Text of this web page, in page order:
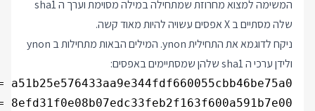
המשימה למצוא מחרוזת שמתחילה במילה מסוימת וערך ה sha1
שלה מסתיים ב X אפסים עשויה להיות מאוד קשה.
ניקח לדוגמא את התחילית ynon. המילים הבאות מתחילות ב ynon
ולידן ערכי ה sha1 שלהן שמסתיימים באפסים: